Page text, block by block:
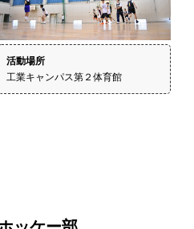
活動場所
工業キャンパス第２体育館